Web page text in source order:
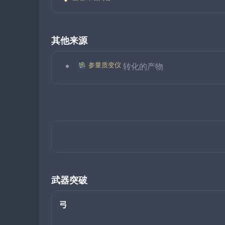
其他来源
参量质变仪 转化的产物
武器突破
弓